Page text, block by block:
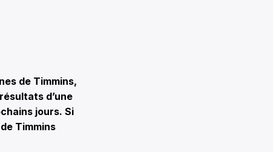
de Timmins,
d’une
jours. Si
Timmins